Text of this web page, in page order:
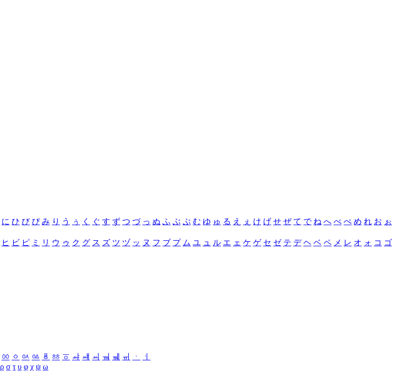
に ひ び ぴ み り う ぅ く ぐ す ず つ づ っ ぬ ふ ぶ ぷ む ゆ ゅ る え ぇ け げ せ ぜ て で ね へ べ ぺ め れ お ぉ
ヒ ビ ピ ミ リ ウ ゥ ク グ ス ズ ツ ヅ ッ ヌ フ ブ プ ム ユ ュ ル エ ェ ケ ゲ セ ゼ テ デ ヘ ベ ペ メ レ オ ォ コ ゴ
ㆀ ㆁ ㆂ ㆃ ㆄ ㆅ ㆆ ㆇ ㆈ ㆉ ㆊ ㆋ ㆌ ㆍ
ㆎ
ρ σ τ υ φ χ ψ ω